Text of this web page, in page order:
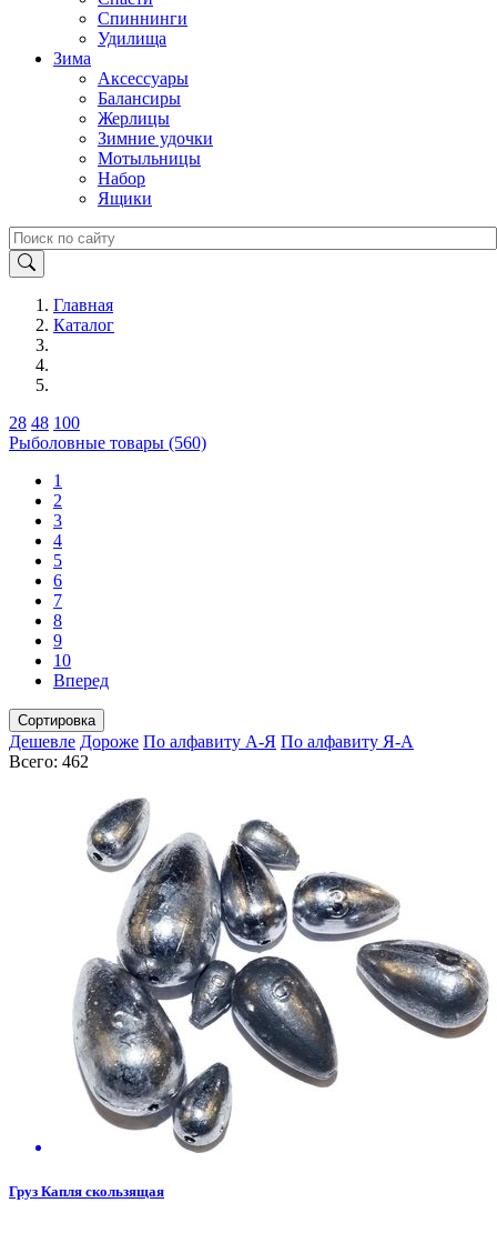
Спиннинги
Удилища
Зима
Аксессуары
Балансиры
Жерлицы
Зимние удочки
Мотыльницы
Набор
Ящики
Главная
Каталог
28 48 100
Рыболовные товары (560)
1
2
3
4
5
6
7
8
9
10
Вперед
Сортировка
Дешевле Дороже По алфавиту А-Я По алфавиту Я-А
Всего: 462
Груз Капля скользящая